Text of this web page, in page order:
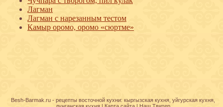
Лагман
Лагман с нарезанным тестом
Камыр оромо, оромо «сюртме»
Besh-Barmak.ru - рецепты восточной кухни: кыргызская кухня, уйгурская кухня,